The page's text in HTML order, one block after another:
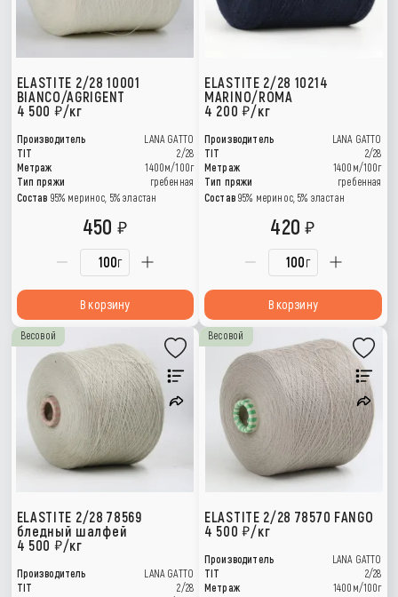
ELASTITE 2/28 10001
BIANCO/AGRIGENT
4 500
/кг
Производитель
LANA GATTO
TIT
2/28
Метраж
1400м/100г
Тип пряжи
гребенная
Состав 95% меринос, 5% эластан
г
450
В корзину
ELASTITE 2/28 10214
MARINO/ROMA
4 200 /кг
Производитель
LANA GATTO
TIT
2/28
Метраж
1400м/100г
Тип пряжи
гребенная
Состав 95% меринос, 5% эластан
г
420
В корзину
Весовой
ELASTITE 2/28 78569
бледный шалфей
4 500
/кг
Производитель
LANA GATTO
TIT
2/28
Весовой
ELASTITE 2/28 78570 FANGO
4 500 /кг
Производитель
LANA GATTO
TIT
2/28
Метраж
1400м/100г